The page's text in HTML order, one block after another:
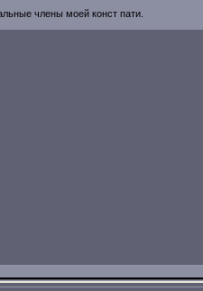
члены моей конст пати.